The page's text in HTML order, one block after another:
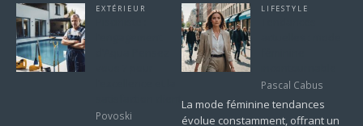
EXTÉRIEUR
Povoski
LIFESTYLE
Pascal Cabus
La mode féminine tendances
évolue constamment, offrant un